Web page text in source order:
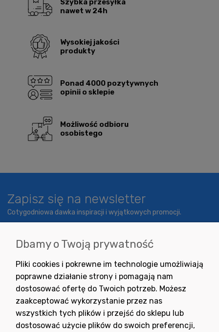
Szybka przesyłka
nawet w 24h
Wysokiej jakości
produkty
Ponad 4000 pozytywnych
opinii o sklepie
Możliwość odbioru
osobistego
Zapisz się na newsletter
Cotygodniowa dawka inspiracji i wyjątkowych promocji.
Wyrażam zgodę na otrzymywanie newslettera z inspiracjami,
nowościami i promocjami.
Dbamy o Twoją prywatność
Pliki cookies i pokrewne im technologie umożliwiają
poprawne działanie strony i pomagają nam
dostosować ofertę do Twoich potrzeb. Możesz
zaakceptować wykorzystanie przez nas
wszystkich tych plików i przejść do sklepu lub
dostosować użycie plików do swoich preferencji,